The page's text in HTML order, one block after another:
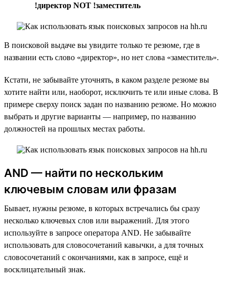
!директор NOT !заместитель
В поисковой выдаче вы увидите только те резюме, где в
названии есть слово «директор», но нет слова «заместитель».
Кстати, не забывайте уточнять, в каком разделе резюме вы
хотите найти или, наоборот, исключить те или иные слова. В
примере сверху поиск задан по названию резюме. Но можно
выбрать и другие варианты — например, по названию
должностей на прошлых местах работы.
AND — найти по нескольким
ключевым словам или фразам
Бывает, нужны резюме, в которых встречались бы сразу
несколько ключевых слов или выражений. Для этого
используйте в запросе оператора AND. Не забывайте
использовать для словосочетаний кавычки, а для точных
словосочетаний с окончаниями, как в запросе, ещё и
восклицательный знак.